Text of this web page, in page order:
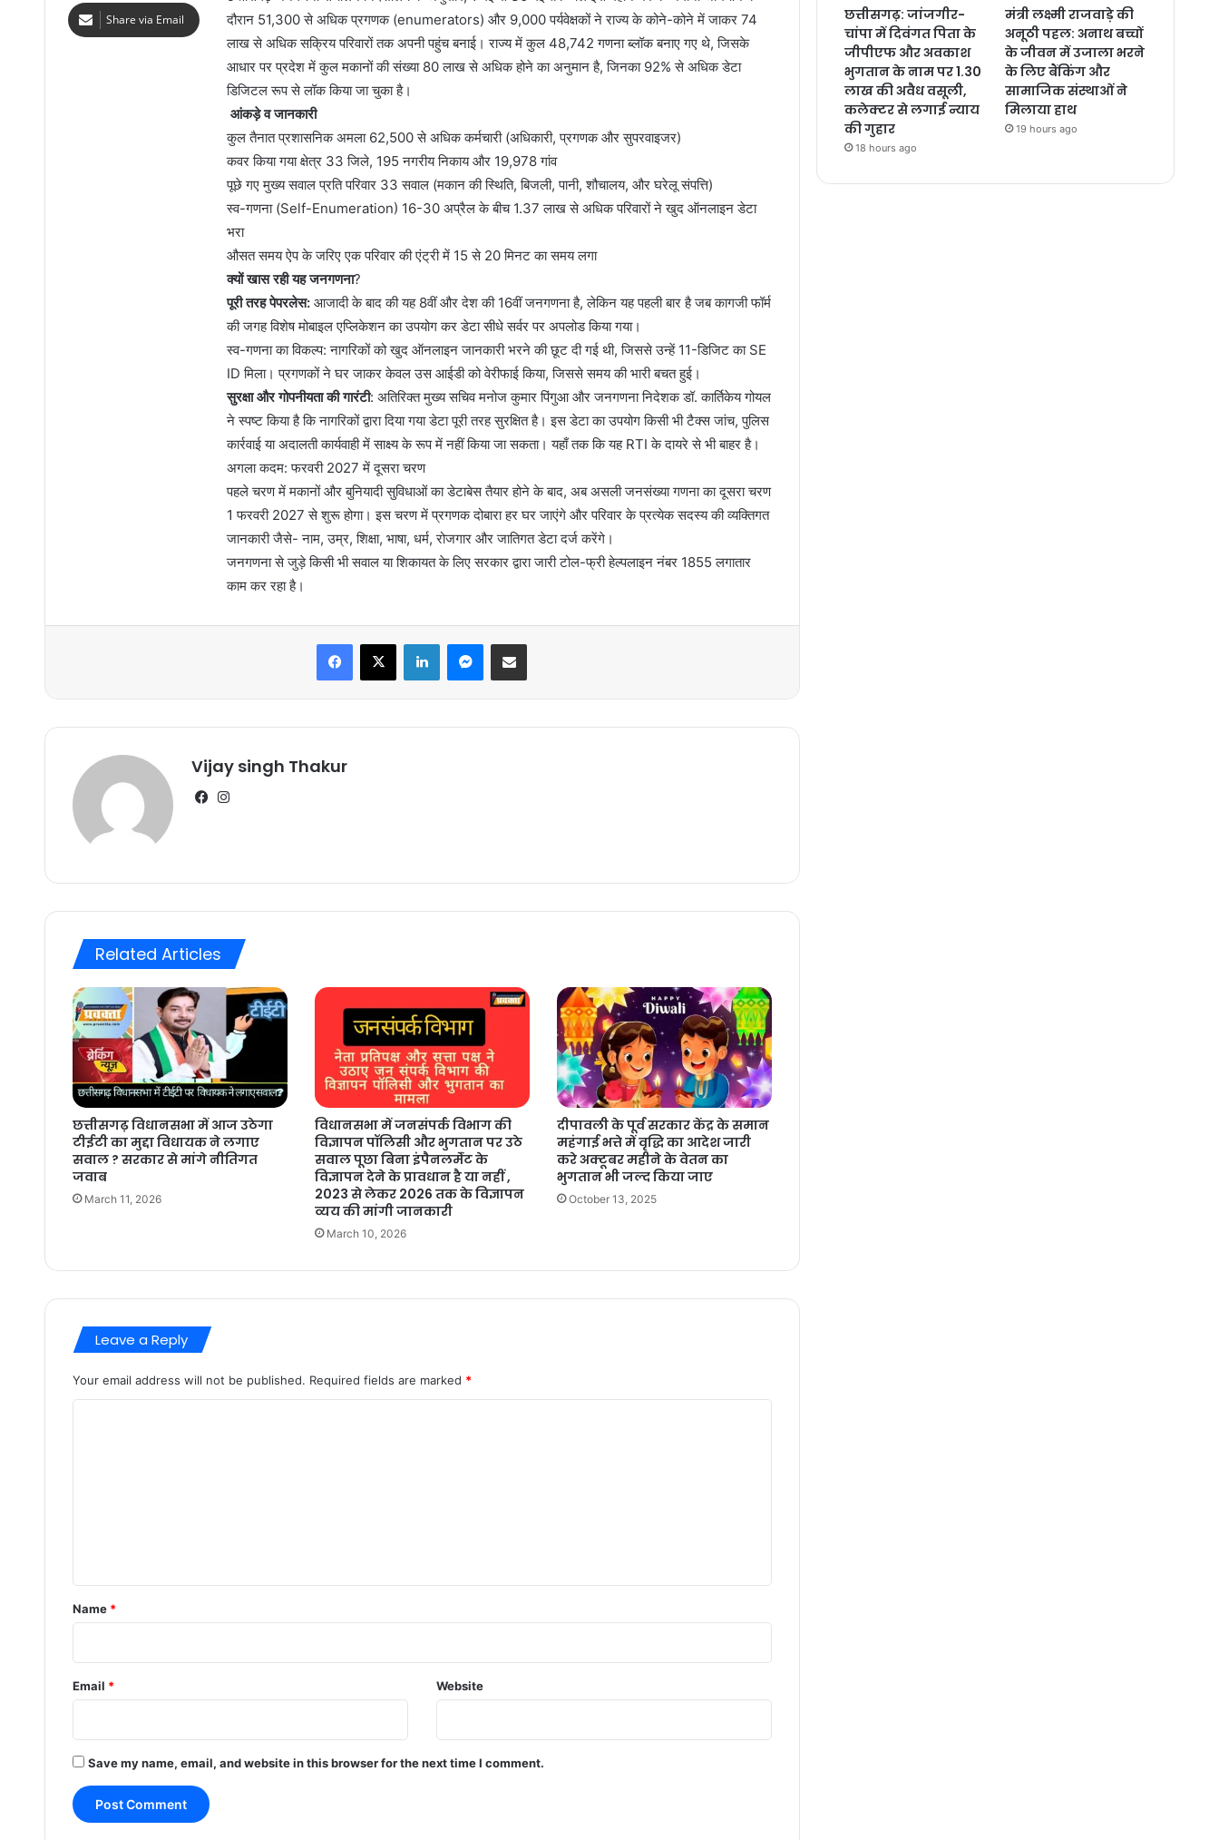
दौरान 51,300 से अधिक प्रगणक (enumerators) और 9,000 पर्यवेक्षकों ने राज्य के कोने-कोने में जाकर 74
लाख से अधिक सक्रिय परिवारों तक अपनी पहुंच बनाई। राज्य में कुल 48,742 गणना ब्लॉक बनाए गए थे, जिसके
आधार पर प्रदेश में कुल मकानों की संख्या 80 लाख से अधिक होने का अनुमान है, जिनका 92% से अधिक डेटा
डिजिटल रूप से लॉक किया जा चुका है।
आंकड़े व जानकारी
कुल तैनात प्रशासनिक अमला 62,500 से अधिक कर्मचारी (अधिकारी, प्रगणक और सुपरवाइजर)
कवर किया गया क्षेत्र 33 जिले, 195 नगरीय निकाय और 19,978 गांव
पूछे गए मुख्य सवाल प्रति परिवार 33 सवाल (मकान की स्थिति, बिजली, पानी, शौचालय, और घरेलू संपत्ति)
स्व-गणना (Self-Enumeration) 16-30 अप्रैल के बीच 1.37 लाख से अधिक परिवारों ने खुद ऑनलाइन डेटा
भरा
औसत समय ऐप के जरिए एक परिवार की एंट्री में 15 से 20 मिनट का समय लगा
क्यों खास रही यह जनगणना?
​पूरी तरह पेपरलेस: आजादी के बाद की यह 8वीं और देश की 16वीं जनगणना है, लेकिन यह पहली बार है जब कागजी फॉर्म
की जगह विशेष मोबाइल एप्लिकेशन का उपयोग कर डेटा सीधे सर्वर पर अपलोड किया गया।
​स्व-गणना का विकल्प: नागरिकों को खुद ऑनलाइन जानकारी भरने की छूट दी गई थी, जिससे उन्हें 11-डिजिट का SE
ID मिला। प्रगणकों ने घर जाकर केवल उस आईडी को वेरीफाई किया, जिससे समय की भारी बचत हुई।
​सुरक्षा और गोपनीयता की गारंटी: अतिरिक्त मुख्य सचिव मनोज कुमार पिंगुआ और जनगणना निदेशक डॉ. कार्तिकेय गोयल
ने स्पष्ट किया है कि नागरिकों द्वारा दिया गया डेटा पूरी तरह सुरक्षित है। इस डेटा का उपयोग किसी भी टैक्स जांच, पुलिस
कार्रवाई या अदालती कार्यवाही में साक्ष्य के रूप में नहीं किया जा सकता। यहाँ तक कि यह RTI के दायरे से भी बाहर है।
​अगला कदम: फरवरी 2027 में दूसरा चरण
​पहले चरण में मकानों और बुनियादी सुविधाओं का डेटाबेस तैयार होने के बाद, अब असली जनसंख्या गणना का दूसरा चरण
1 फरवरी 2027 से शुरू होगा। इस चरण में प्रगणक दोबारा हर घर जाएंगे और परिवार के प्रत्येक सदस्य की व्यक्तिगत
जानकारी जैसे- नाम, उम्र, शिक्षा, भाषा, धर्म, रोजगार और जातिगत डेटा दर्ज करेंगे।
​जनगणना से जुड़े किसी भी सवाल या शिकायत के लिए सरकार द्वारा जारी टोल-फ्री हेल्पलाइन नंबर 1855 लगातार
काम कर रहा है।
Share via Email
Facebook
X LinkedInMessenger
Share via Email
Vijay singh Thakur
Facebook
Related Articles
छत्तीसगढ़ विधानसभा में आज उठेगा
टीईटी का मुद्दा विधायक ने लगाए
सवाल ? सरकार से मांगे नीतिगत
जवाब
March 11, 2026
विधानसभा में जनसंपर्क विभाग की
विज्ञापन पॉलिसी और भुगतान पर उठे
सवाल पूछा बिना इंपैनलमेंंट के
विज्ञापन देने के प्रावधान है या नहीं ,
2023 से लेकर 2026 तक के विज्ञापन
व्यय की मांगी जानकारी
March 10, 2026
दीपावली के पूर्व सरकार केंद्र के समान
महंगाई भत्ते में वृद्धि का आदेश जारी
करे अक्टूबर महीने के वेतन का
भुगतान भी जल्द किया जाए
October 13, 2025
Leave a Reply
Your email address will not be published. Required fields are marked *
*
Name *
Email * Website
Save my name, email, and website in this browser for the next time I comment.
छत्तीसगढ़: जांजगीर-
चांपा में दिवंगत पिता के
जीपीएफ और अवकाश
भुगतान के नाम पर 1.30
लाख की अवैध वसूली,
कलेक्टर से लगाई न्याय
की गुहार
18 hours ago
मंत्री लक्ष्मी राजवाड़े की
अनूठी पहल: अनाथ बच्चों
के जीवन में उजाला भरने
के लिए बैंकिंग और
सामाजिक संस्थाओं ने
मिलाया हाथ
19 hours ago